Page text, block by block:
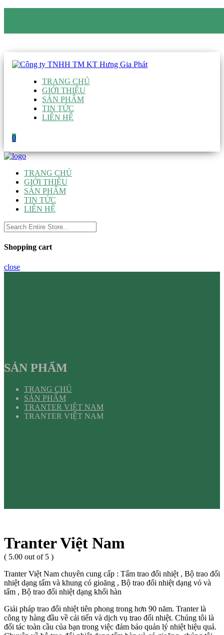
TRANG CHỦ
GIỚI THIỆU
SẢN PHẨM
TIN TỨC
LIÊN HỆ
0
TRANG CHỦ
GIỚI THIỆU
SẢN PHẨM
TIN TỨC
LIÊN HỆ
Shopping cart
close
SẢN PHẨM
TRANG CHỦ
SẢN PHẨM
TRANTER VIỆT NAM
TRANTER VIỆT NAM
Tranter Việt Nam
( 5.00 out of 5 )
Tranter Việt Nam chuyên cung cấp : Tấm trao đổi nhiệt , Bộ trao đổi
nhiệt dạng tấm và khung có gioăng , Bộ trao đổi nhiệt dạng vỏ và
tấm , Bộ trao đổi nhiệt dạng khối hàn
Giải pháp trao đổi nhiệt tiên phong trong hơn 90 năm. Tranter là
công ty hàng đầu về cải tiến và dịch vụ trao đổi nhiệt. Chúng tôi là
đối tác toàn cầu của bạn trong việc đảm bảo quản lý nhiệt hiệu quả.